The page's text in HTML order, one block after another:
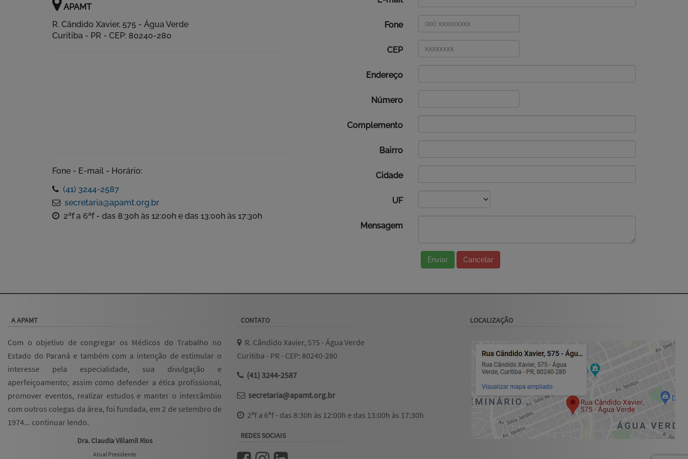
APAMT
R. Cândido Xavier, 575 - Água Verde
Curitiba - PR - CEP: 80240-280
Fone - E-mail - Horário:
(41) 3244-2587
secretaria@apamt.org.br
2ªf a 6ªf - das 8:30h às 12:00h e das 13:00h às 17:30h
Fone
CEP
Endereço
Número
Complemento
Bairro
Cidade
UF
Mensagem
Enviar Cancelar
A APAMT
Com o objetivo de congregar os Médicos do Trabalho no
Estado do Paraná e também com a intenção de estimular o
interesse pela especialidade, sua divulgação e
aperfeiçoamento; assim como defender a ética profissional,
promover eventos, realizar estudos e manter o intercâmbio
com outros colegas da área, foi fundada, em 2 de setembro de
1974... continuar lendo.
Dra. Claudia Villamil Rios
Atual Presidente
CONTATO
R. Cândido Xavier, 575 - Água Verde
Curitiba - PR - CEP: 80240-280
(41) 3244-2587
secretaria@apamt.org.br
2ªf a 6ªf - das 8:30h às 12:00h e das 13:00h às 17:30h
REDES SOCIAIS
LOCALIZAÇÃO